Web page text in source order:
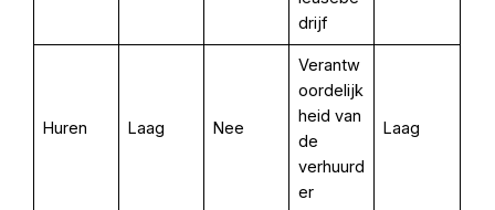
drijf
Huren Laag Nee
Verantw
oordelijk
heid van
de
verhuurd
er
Laag